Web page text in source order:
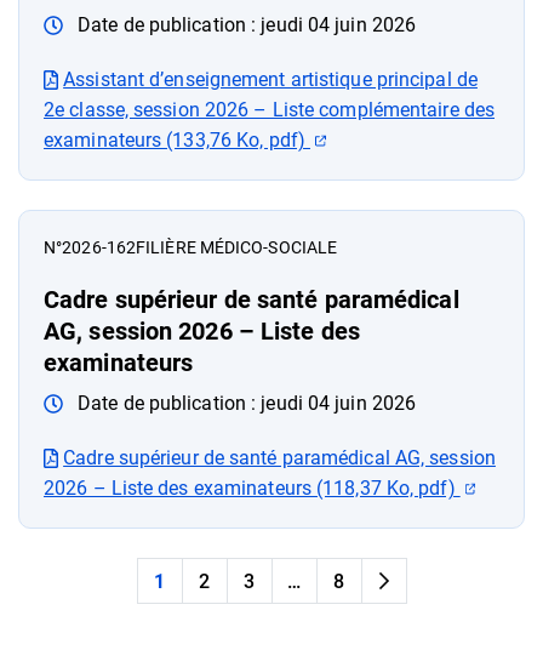
Date de publication : jeudi 04 juin 2026
Assistant d’enseignement artistique principal de
2e classe, session 2026 – Liste complémentaire des
examinateurs (133,76 Ko, pdf)
(ouverture dans un
N°2026-162FILIÈRE MÉDICO-SOCIALE
Cadre supérieur de santé paramédical
AG, session 2026 – Liste des
examinateurs
Date de publication : jeudi 04 juin 2026
Cadre supérieur de santé paramédical AG, session
2026 – Liste des examinateurs (118,37 Ko, pdf)
1 2 3 … 8
Page suivante